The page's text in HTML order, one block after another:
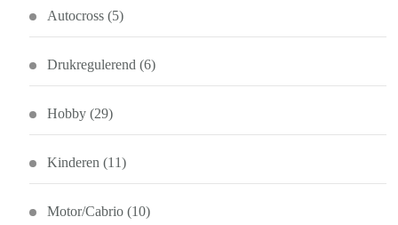
Autocross (5)
Drukregulerend (6)
Hobby (29)
Kinderen (11)
Motor/Cabrio (10)